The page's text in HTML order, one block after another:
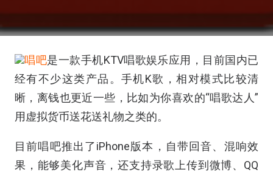
唱吧是一款手机KTV唱歌娱乐应用，目前国内已
经有不少这类产品。手机K歌，相对模式比较清
晰，离钱也更近一些，比如为你喜欢的“唱歌达人”
用虚拟货币送花送礼物之类的。
目前唱吧推出了iPhone版本，自带回音、混响效
果，能够美化声音，还支持录歌上传到微博、QQ